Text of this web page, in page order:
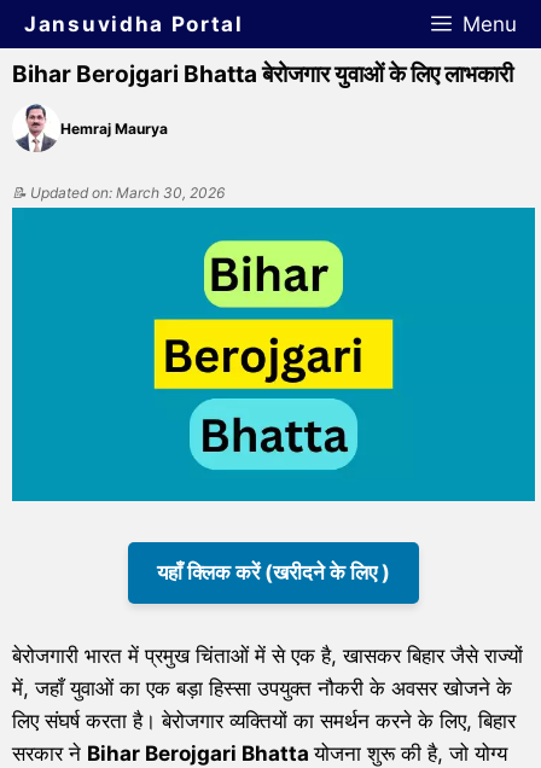
Jansuvidha Portal Menu
Bihar Berojgari Bhatta बेरोजगार युवाओं के लिए लाभकारी
Hemraj Maurya
📝 Updated on: March 30, 2026
यहाँ क्लिक करें (खरीदने के लिए )
बेरोजगारी भारत में प्रमुख चिंताओं में से एक है, खासकर बिहार जैसे राज्यों
में, जहाँ युवाओं का एक बड़ा हिस्सा उपयुक्त नौकरी के अवसर खोजने के
लिए संघर्ष करता है। बेरोजगार व्यक्तियों का समर्थन करने के लिए, बिहार
सरकार ने Bihar Berojgari Bhattaयोजना शुरू की है, जो योग्य